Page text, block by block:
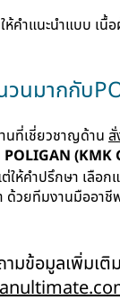
ห้คำแนะนำแบบ เนื้
วนมากกับ
นที่เชี่ยวชาญด้าน สั่
POLIGAN
ให้คำปรึกษา เลือ
า ด้วยทีมงานมืออา
ามข้อมูลเพิ่มเติ